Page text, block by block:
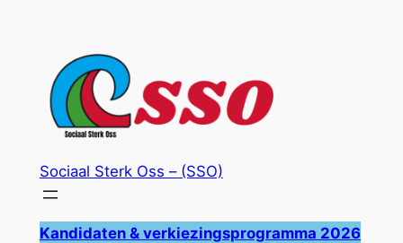
inhoud
Sociaal Sterk Oss – (SSO)
Kandidaten & verkiezingsprogramma 2026